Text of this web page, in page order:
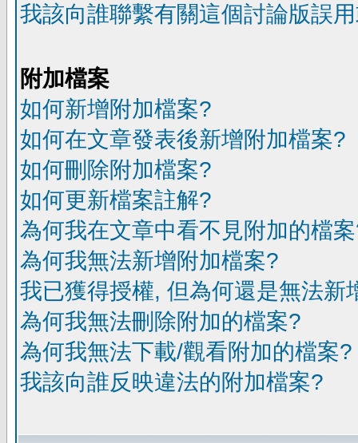
我該向誰聯繫有關這個討論版誤
附加檔案
如何新增附加檔案?
如何在文章發表後新增附加檔案?
如何刪除附加檔案?
如何更新檔案註解?
為何我在文章中看不見附加的檔
為何我無法新增附加檔案?
我已獲得授權, 但為何還是無法新
為何我無法刪除附加的檔案?
為何我無法下載/觀看附加的檔案?
我該向誰反映違法的附加檔案?